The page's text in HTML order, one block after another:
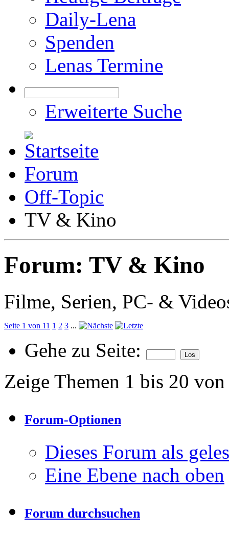
Daily-Lena
Spenden
Lenas Termine
Erweiterte Suche
Forum
Off-Topic
TV & Kino
Forum: TV & Kino
Filme, Serien, PC- &
Seite 1 von 11 1 2 3 ...
Gehe zu Seite:
Zeige Themen 1 bis 20
Forum-Optionen
Dieses Forum als
Eine Ebene nach oben
Forum durchsuchen